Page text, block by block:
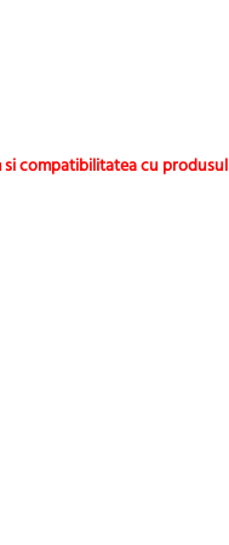
si compatibilitatea cu produsul